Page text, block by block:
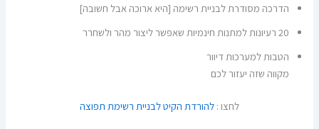
הדרכה מסודרת לבניית רשימה [היא ארוכה אבל חשובה]
20 רעיונות למתנות חינמיות שאפשר ליצור מהר ולשחרר
הטבות למערכות דיוור
מקווה שזה יעזור לכם
לחצו : להורדת הקיט לבניית רשימת תפוצה